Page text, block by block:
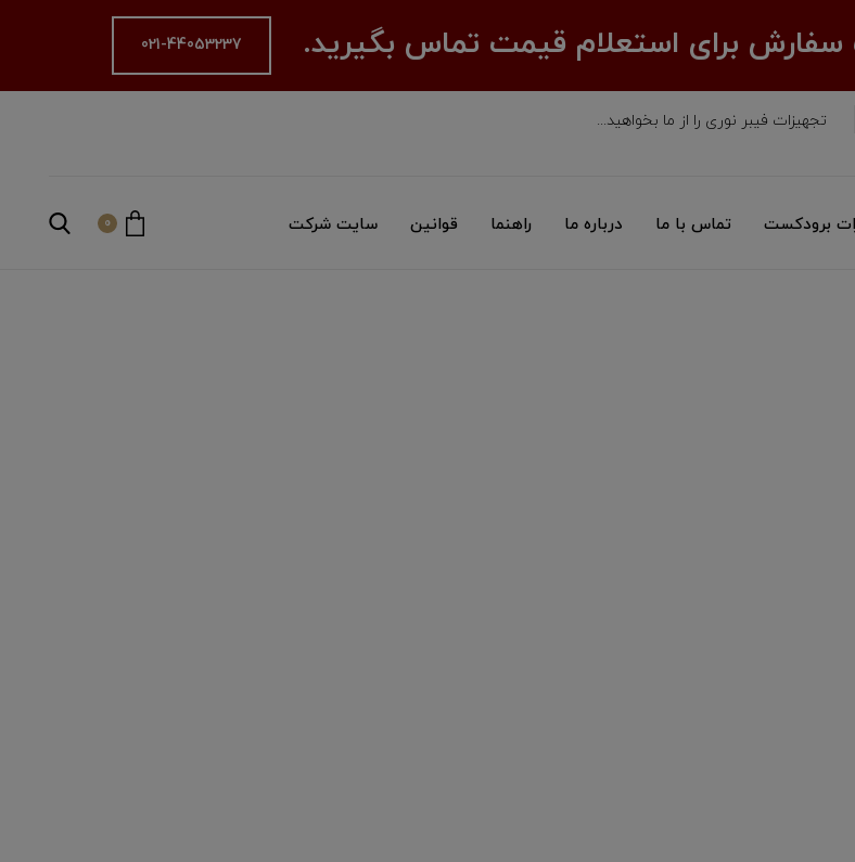
سفارش برای استعلام قیمت تماس بگیرید. 021-44053237
تجهیزات فیبر نوری را از ما بخواهید...
برودکست تماس با ما درباره ما راهنما قوانین سایت شرکت 0